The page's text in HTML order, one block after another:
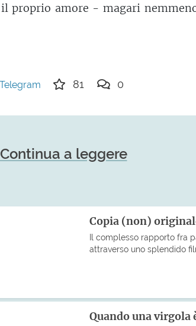
proprio amore - magari
Telegram 81 0
Continua a leggere
Copia (non)
Il complesso rapporto fra
attraverso uno splendido
Quando una